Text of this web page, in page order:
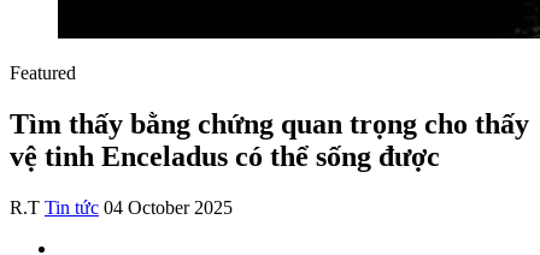
Featured
Tìm thấy bằng chứng quan trọng cho thấy
vệ tinh Enceladus có thể sống được
R.T Tin tức 04 October 2025